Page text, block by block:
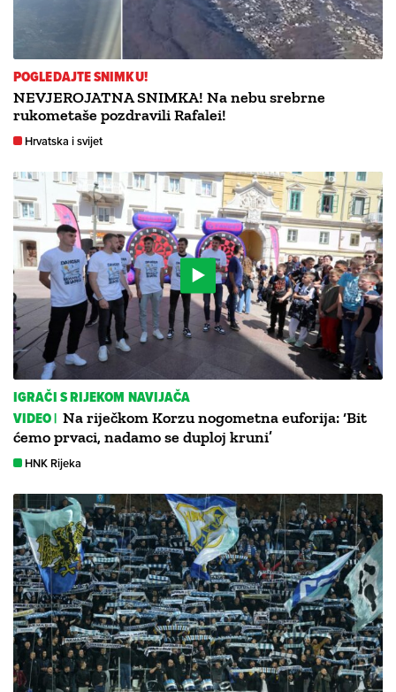
POGLEDAJTE SNIMKU!
NEVJEROJATNA SNIMKA! Na nebu srebrne
rukometaše pozdravili Rafalei!
Hrvatska i svijet
IGRAČI S RIJEKOM NAVIJAČA
VIDEO | Na riječkom Korzu nogometna euforija: ‘Bit
ćemo prvaci, nadamo se duploj kruni’
HNK Rijeka